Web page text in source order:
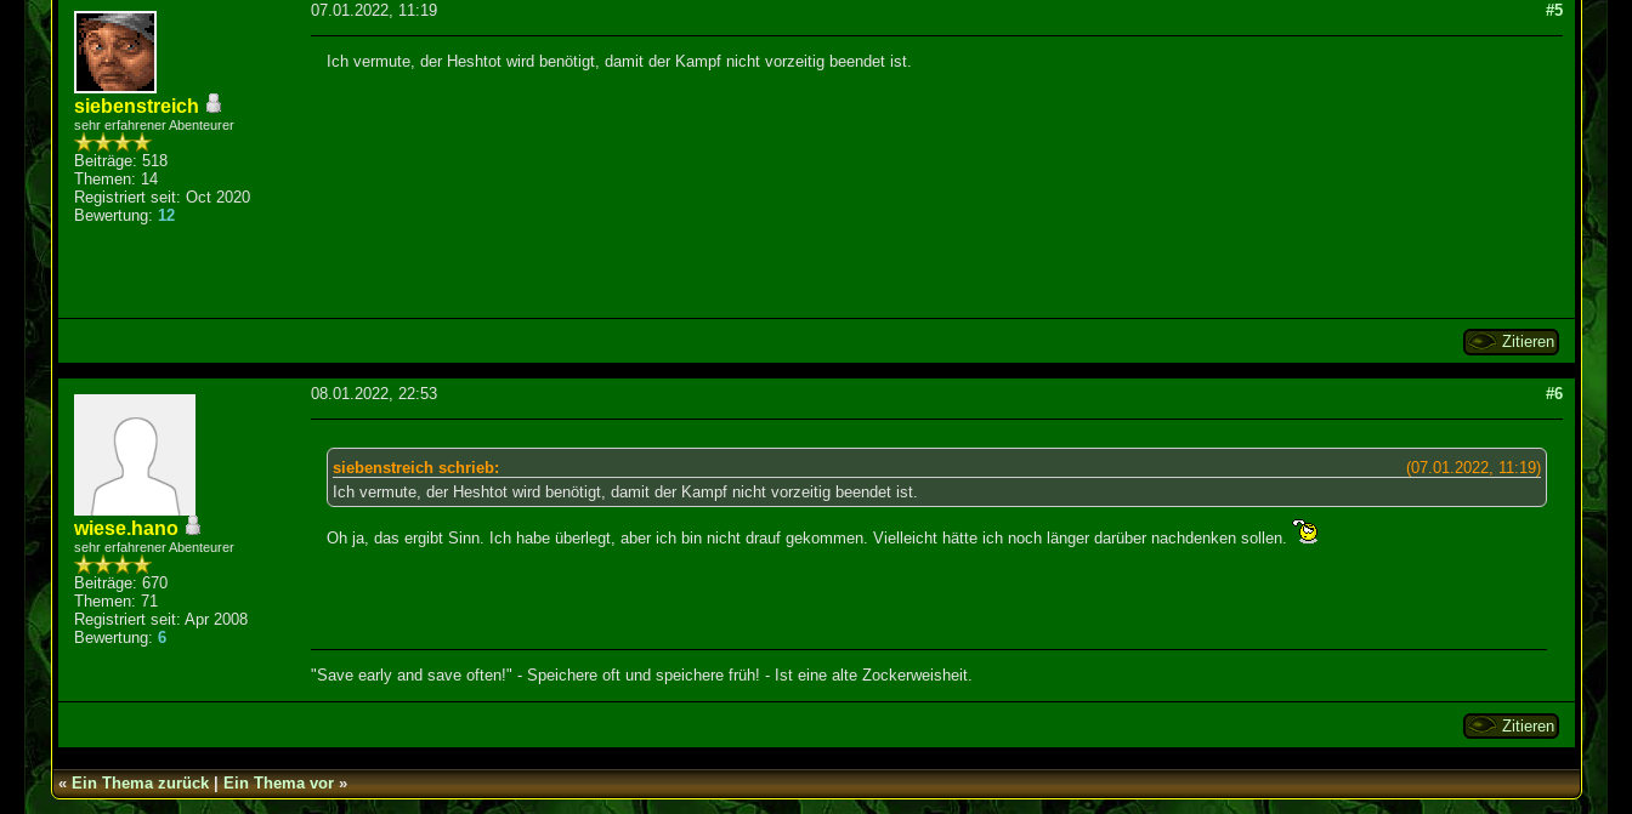
siebenstreich
sehr erfahrener Abenteurer
Beiträge: 518
Themen: 14
Registriert seit: Oct 2020
Bewertung: 12
#5
07.01.2022, 11:19
Ich vermute, der Heshtot wird benötigt, damit der Kampf nicht vorzeitig beendet ist.
Zitieren
wiese.hano
sehr erfahrener Abenteurer
Beiträge: 670
Themen: 71
Registriert seit: Apr 2008
Bewertung: 6
#6
08.01.2022, 22:53
(07.01.2022, 11:19)
siebenstreich schrieb:
Ich vermute, der Heshtot wird benötigt, damit der Kampf nicht vorzeitig beendet ist.
Oh ja, das ergibt Sinn. Ich habe überlegt, aber ich bin nicht drauf gekommen. Vielleicht hätte ich noch länger darüber nachdenken sollen.
"Save early and save often!" - Speichere oft und speichere früh! - Ist eine alte Zockerweisheit.
Zitieren
«Ein Thema zurück|Ein Thema vor»